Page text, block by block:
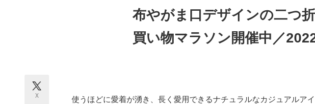
エレクトロニクス専門サイト 電
布やがま口デザインの二つ
買い物マラソン開催中／
X
使うほどに愛着が湧き、長く愛用できるナチュラルなカジュアルア